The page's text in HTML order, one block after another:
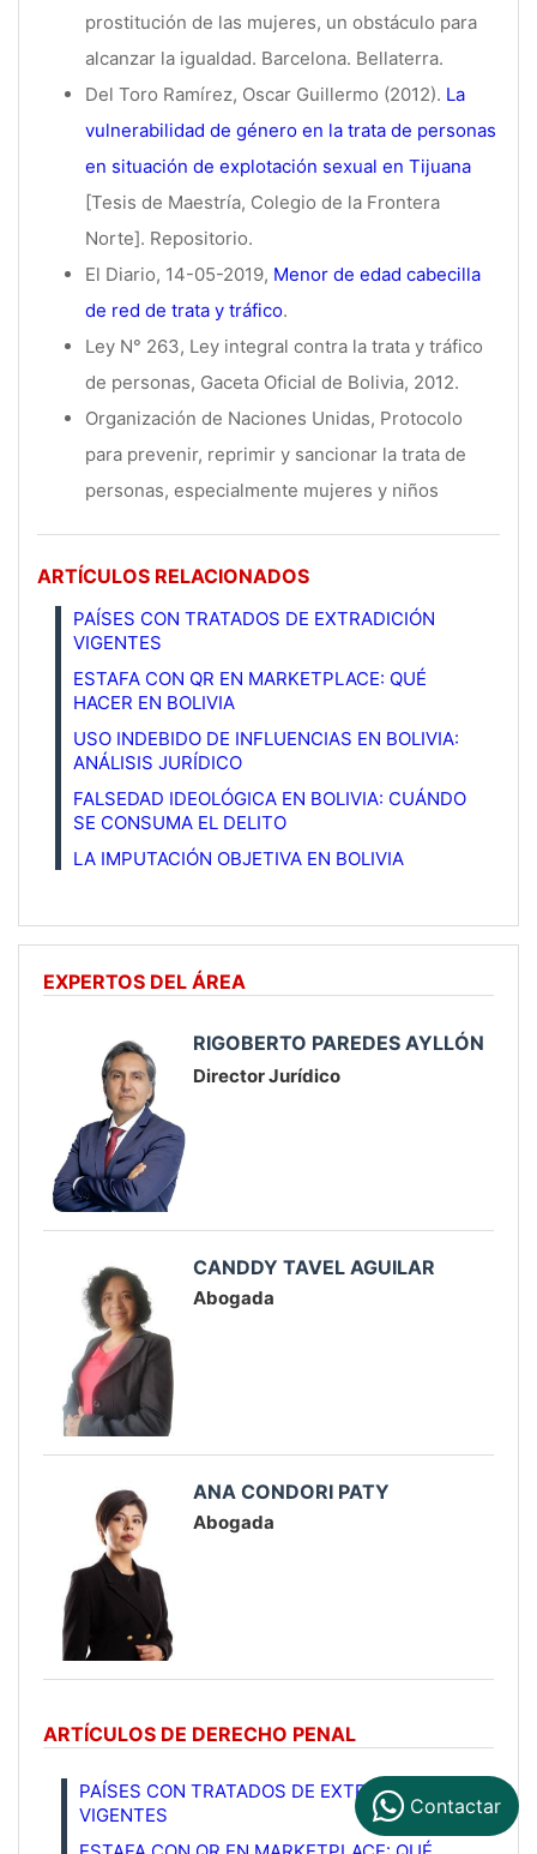
prostitución de las mujeres, un obstáculo para
alcanzar la igualdad. Barcelona. Bellaterra.
Del Toro Ramírez, Oscar Guillermo (2012). La
vulnerabilidad de género en la trata de personas
en situación de explotación sexual en Tijuana
[Tesis de Maestría, Colegio de la Frontera
Norte]. Repositorio.
El Diario, 14-05-2019, Menor de edad cabecilla
de red de trata y tráfico.
Ley N° 263, Ley integral contra la trata y tráfico
de personas, Gaceta Oficial de Bolivia, 2012.
Organización de Naciones Unidas, Protocolo
para prevenir, reprimir y sancionar la trata de
personas, especialmente mujeres y niños
ARTÍCULOS RELACIONADOS
PAÍSES CON TRATADOS DE EXTRADICIÓN
VIGENTES
ESTAFA CON QR EN MARKETPLACE: QUÉ
HACER EN BOLIVIA
USO INDEBIDO DE INFLUENCIAS EN BOLIVIA:
ANÁLISIS JURÍDICO
FALSEDAD IDEOLÓGICA EN BOLIVIA: CUÁNDO
SE CONSUMA EL DELITO
LA IMPUTACIÓN OBJETIVA EN BOLIVIA
EXPERTOS DEL ÁREA
RIGOBERTO PAREDES AYLLÓN
Director Jurídico
CANDDY TAVEL AGUILAR
Abogada
ANA CONDORI PATY
Abogada
ARTÍCULOS DE DERECHO PENAL
PAÍSES CON TRATADOS DE EXTRADICIÓN
VIGENTES
Contactar